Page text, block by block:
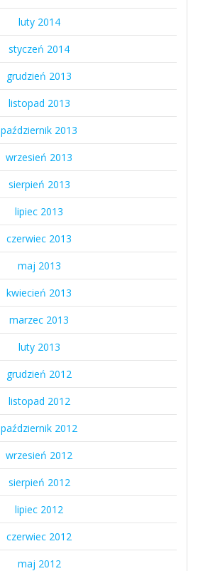
luty 2014
styczeń 2014
grudzień 2013
listopad 2013
październik 2013
wrzesień 2013
sierpień 2013
lipiec 2013
czerwiec 2013
maj 2013
kwiecień 2013
marzec 2013
luty 2013
grudzień 2012
listopad 2012
październik 2012
wrzesień 2012
sierpień 2012
lipiec 2012
czerwiec 2012
maj 2012